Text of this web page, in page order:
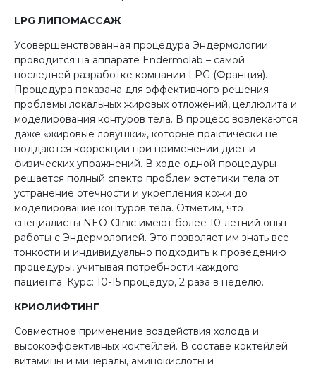
LPG ЛИПОМАССАЖ
Усовершенствованная процедура Эндермологии
проводится на аппарате Endermolab – cамой
последней разработке компании LPG (Франция).
Процедура показана для эффективного решения
проблемы локальных жировых отложений, целлюлита и
моделирования контуров тела. В процесс вовлекаются
даже «жировые ловушки», которые практически не
поддаются коррекции при применении диет и
физических упражнений. В ходе одной процедуры
решается полный спектр проблем эстетики тела от
устранение отечности и укрепления кожи до
моделирование контуров тела. Отметим, что
специалисты NEO-Clinic имеют более 10-летний опыт
работы с Эндермологией. Это позволяет им знать все
тонкости и индивидуально подходить к проведению
процедуры, учитывая потребности каждого
пациента. Курс: 10-15 процедур, 2 раза в неделю.
КРИОЛИФТИНГ
Совместное применение воздействия холода и
высокоэффективных коктейлей. В составе коктейлей
витамины и минералы, аминокислоты и